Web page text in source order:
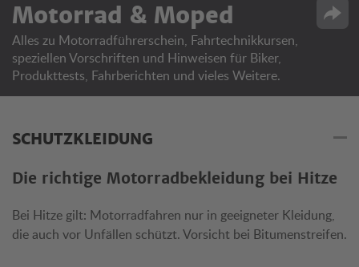
Motorrad & Moped
Alles zu Motorradführerschein, Fahrtechnikkursen,
speziellen Vorschriften und Hinweisen für Biker,
Produkttests, Fahrberichten und vieles Weitere.
SCHUTZKLEIDUNG
Die richtige Motorradbekleidung bei Hitze
Bei Hitze gilt: Motorradfahren nur in geeigneter Kleidung,
die auch vor Unfällen schützt. Vorsicht bei Bitumenstreifen.